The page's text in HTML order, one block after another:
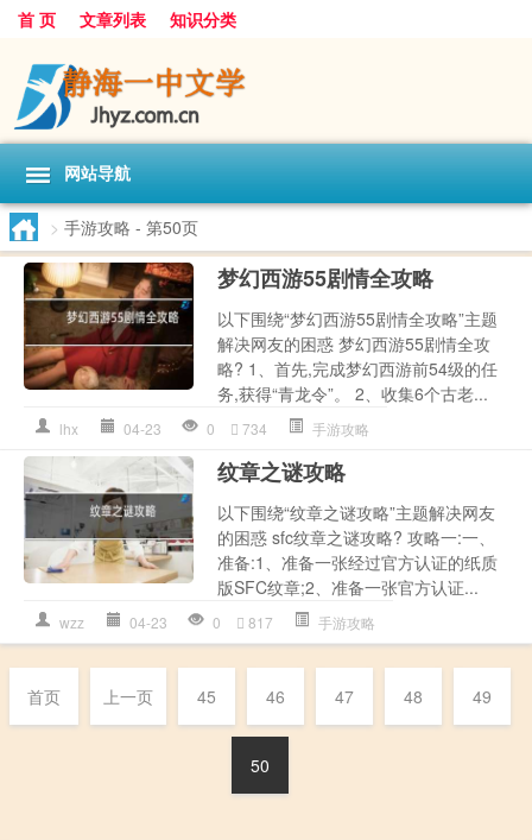
首 页 文章列表 知识分类
网站导航
> 手游攻略 - 第50页
梦幻西游55剧情全攻略
以下围绕“梦幻西游55剧情全攻略”主题
解决网友的困惑 梦幻西游55剧情全攻
略? 1、首先,完成梦幻西游前54级的任
务,获得“青龙令”。 2、收集6个古老...
lhx 04-23 0 734 手游攻略
纹章之谜攻略
以下围绕“纹章之谜攻略”主题解决网友
的困惑 sfc纹章之谜攻略? 攻略一:一、
准备:1、准备一张经过官方认证的纸质
版SFC纹章;2、准备一张官方认证...
wzz 04-23 0 817 手游攻略
首页 上一页 45 46 47 48 49
50